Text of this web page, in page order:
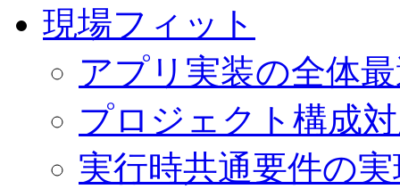
現場フィット
アプリ実装の全体
プロジェクト構成
実行時共通要件の